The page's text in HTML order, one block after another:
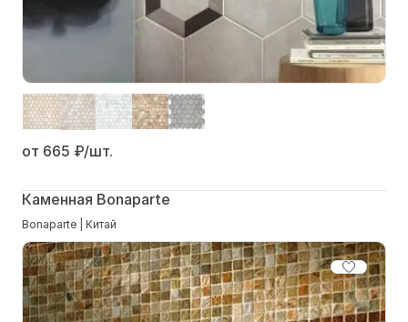
от 665 ₽/шт.
Каменная Bonaparte
Bonaparte | Китай